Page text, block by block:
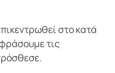
στο κατά
τις